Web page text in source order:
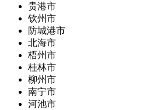
贵港市
钦州市
防城港市
北海市
梧州市
桂林市
柳州市
南宁市
河池市